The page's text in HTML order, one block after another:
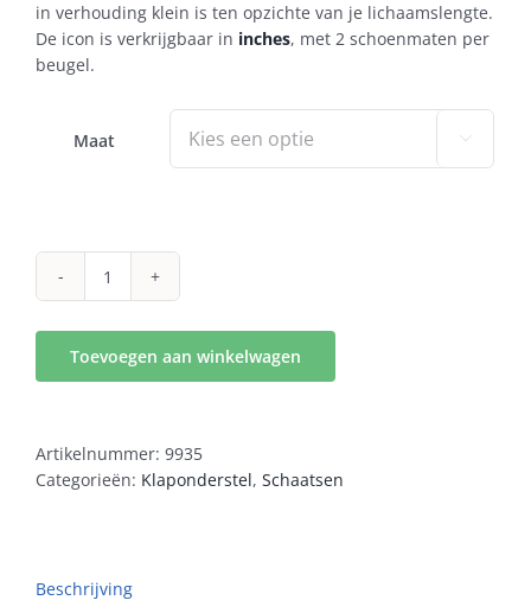
in verhouding klein is ten opzichte van je lichaamslengte.
De icon is verkrijgbaar in inches, met 2 schoenmaten per
beugel.
Maat 
Icon
Toevoegen aan winkelwagen
Artikelnummer: 9935
Categorieën: Klaponderstel, Schaatsen
Beschrijving